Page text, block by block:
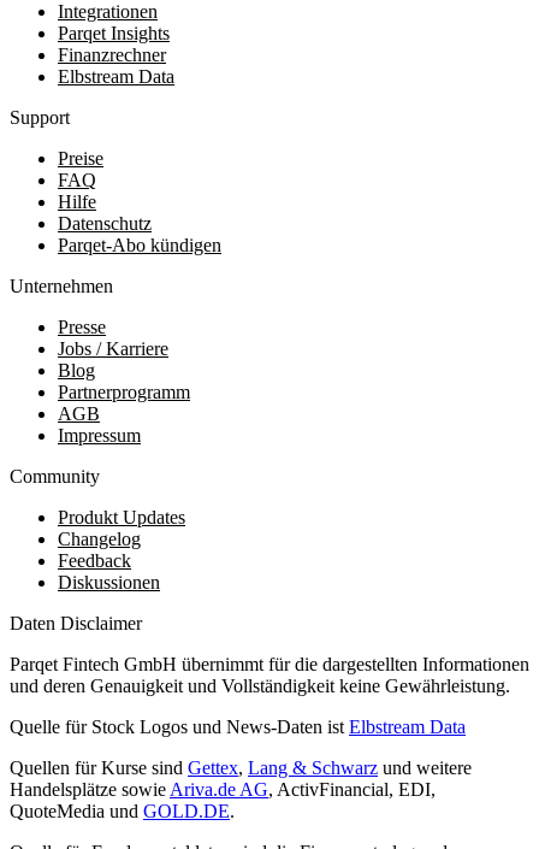
Integrationen
Parqet Insights
Finanzrechner
Elbstream Data
Support
Preise
FAQ
Hilfe
Datenschutz
Parqet-Abo kündigen
Unternehmen
Presse
Jobs / Karriere
Blog
Partnerprogramm
AGB
Impressum
Community
Produkt Updates
Changelog
Feedback
Diskussionen
Daten Disclaimer
Parqet Fintech GmbH übernimmt für die dargestellten Informationen
und deren Genauigkeit und Vollständigkeit keine Gewährleistung.
Quelle für Stock Logos und News-Daten ist Elbstream Data
Quellen für Kurse sind Gettex, Lang & Schwarz und weitere
Handelsplätze sowie Ariva.de AG, ActivFinancial, EDI,
QuoteMedia und GOLD.DE.